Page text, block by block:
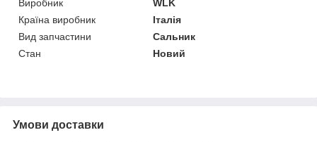
Виробник
WLK
Країна виробник
Італія
Вид запчастини
Сальник
Стан
Новий
Умови доставки